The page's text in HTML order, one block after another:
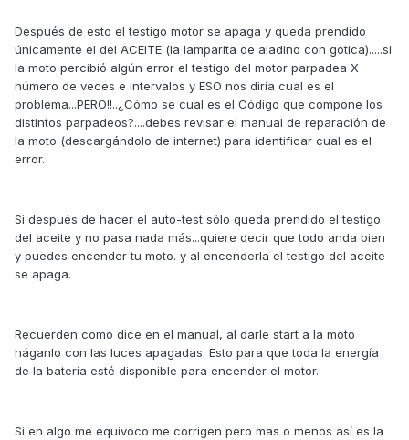
Después de esto el testigo motor se apaga y queda prendido
únicamente el del ACEITE (la lamparita de aladino con gotica).....si
la moto percibió algún error el testigo del motor parpadea X
número de veces e intervalos y ESO nos diría cual es el
problema...PERO!!..¿Cómo se cual es el Código que compone los
distintos parpadeos?....debes revisar el manual de reparación de
la moto (descargándolo de internet) para identificar cual es el
error.
Si después de hacer el auto-test sólo queda prendido el testigo
del aceite y no pasa nada más...quiere decir que todo anda bien
y puedes encender tu moto. y al encenderla el testigo del aceite
se apaga.
Recuerden como dice en el manual, al darle start a la moto
háganlo con las luces apagadas. Esto para que toda la energía
de la batería esté disponible para encender el motor.
Si en algo me equivoco me corrigen pero mas o menos así es la